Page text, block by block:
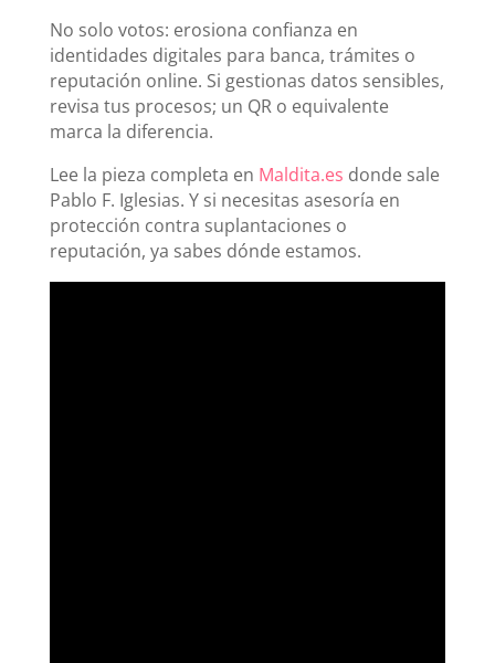
No solo votos: erosiona confianza en
identidades digitales para banca, trámites o
reputación online. Si gestionas datos sensibles,
revisa tus procesos; un QR o equivalente
marca la diferencia.
Lee la pieza completa en Maldita.es donde sale
Pablo F. Iglesias. Y si necesitas asesoría en
protección contra suplantaciones o
reputación, ya sabes dónde estamos.